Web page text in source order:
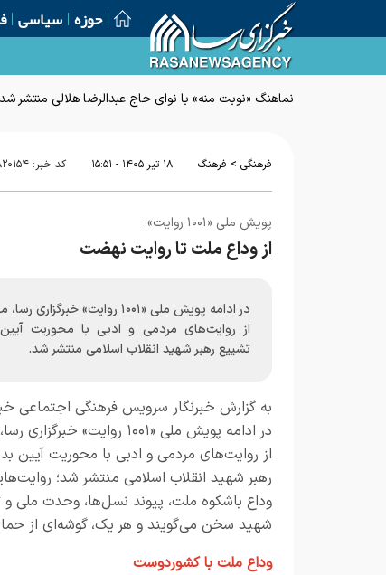
حوزه سیاسی
فرهنگی > فرهنگ ۱۸ تير ۱۴۰۵ - ۱۵:۵۱ کد خبر:
پویش ملی «۱۰۰۱ روایت»؛
از وداع ملت تا روایت نهضت
در ادامه پویش ملی «۱۰۰۱ روایت»
از روایت‌های مردمی و ادبی با محوریت
تشییع رهبر شهید انقلاب اسلامی منتشر شد.
به گزارش خبرنگار سرویس فرهنگی اجتماعی
در ادامه پویش ملی «۱۰۰۱ روایت» خبرگزاری
از روایت‌های مردمی و ادبی با محوریت آیین
رهبر شهید انقلاب اسلامی منتشر شد؛
وداع باشکوه ملت، پیوند نسل‌ها، وحدت ملی و
شهید سخن می‌گویند و هر یک، گوشه‌ای از
وداع ملت با کشوردوست